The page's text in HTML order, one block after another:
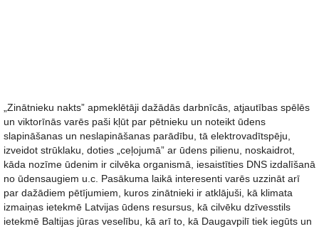
„Zinātnieku nakts” apmeklētāji dažādās darbnīcās, atjautības spēlēs
un viktorīnās varēs paši kļūt par pētnieku un noteikt ūdens
slapināšanas un neslapināšanas parādību, tā elektrovadītspēju,
izveidot strūklaku, doties „ceļojumā” ar ūdens pilienu, noskaidrot,
kāda nozīme ūdenim ir cilvēka organismā, iesaistīties DNS izdalīšanā
no ūdensaugiem u.c. Pasākuma laikā interesenti varēs uzzināt arī
par dažādiem pētījumiem, kuros zinātnieki ir atklājuši, kā klimata
izmaiņas ietekmē Latvijas ūdens resursus, kā cilvēku dzīvesstils
ietekmē Baltijas jūras veselību, kā arī to, kā Daugavpilī tiek iegūts un